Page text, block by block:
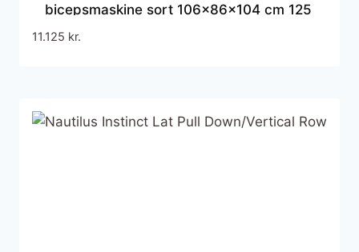
bicepsmaskine sort 106x86x104 cm 125
kg
11.125 kr.